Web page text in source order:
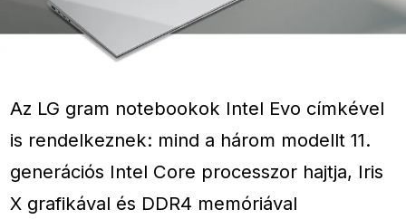
Az LG gram notebookok Intel Evo címkével
is rendelkeznek: mind a három modellt 11.
generációs Intel Core processzor hajtja, Iris
X grafikával és DDR4 memóriával